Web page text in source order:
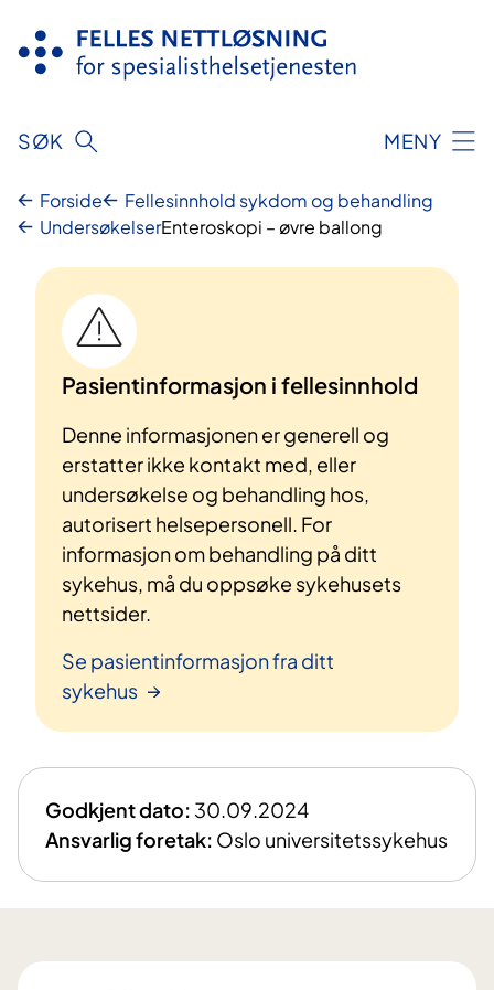
innhold
SØK MENY
Forside
Fellesinnhold sykdom og behandling
UndersøkelserEnteroskopi – øvre ballong
Pasientinformasjon i fellesinnhold
Denne informasjonen er generell og
erstatter ikke kontakt med, eller
undersøkelse og behandling hos,
autorisert helsepersonell. For
informasjon om behandling på ditt
sykehus, må du oppsøke sykehusets
nettsider.
Se pasientinformasjon fra ditt
sykehus
Godkjent dato: 30.09.2024
Ansvarlig foretak: Oslo universitetssykehus